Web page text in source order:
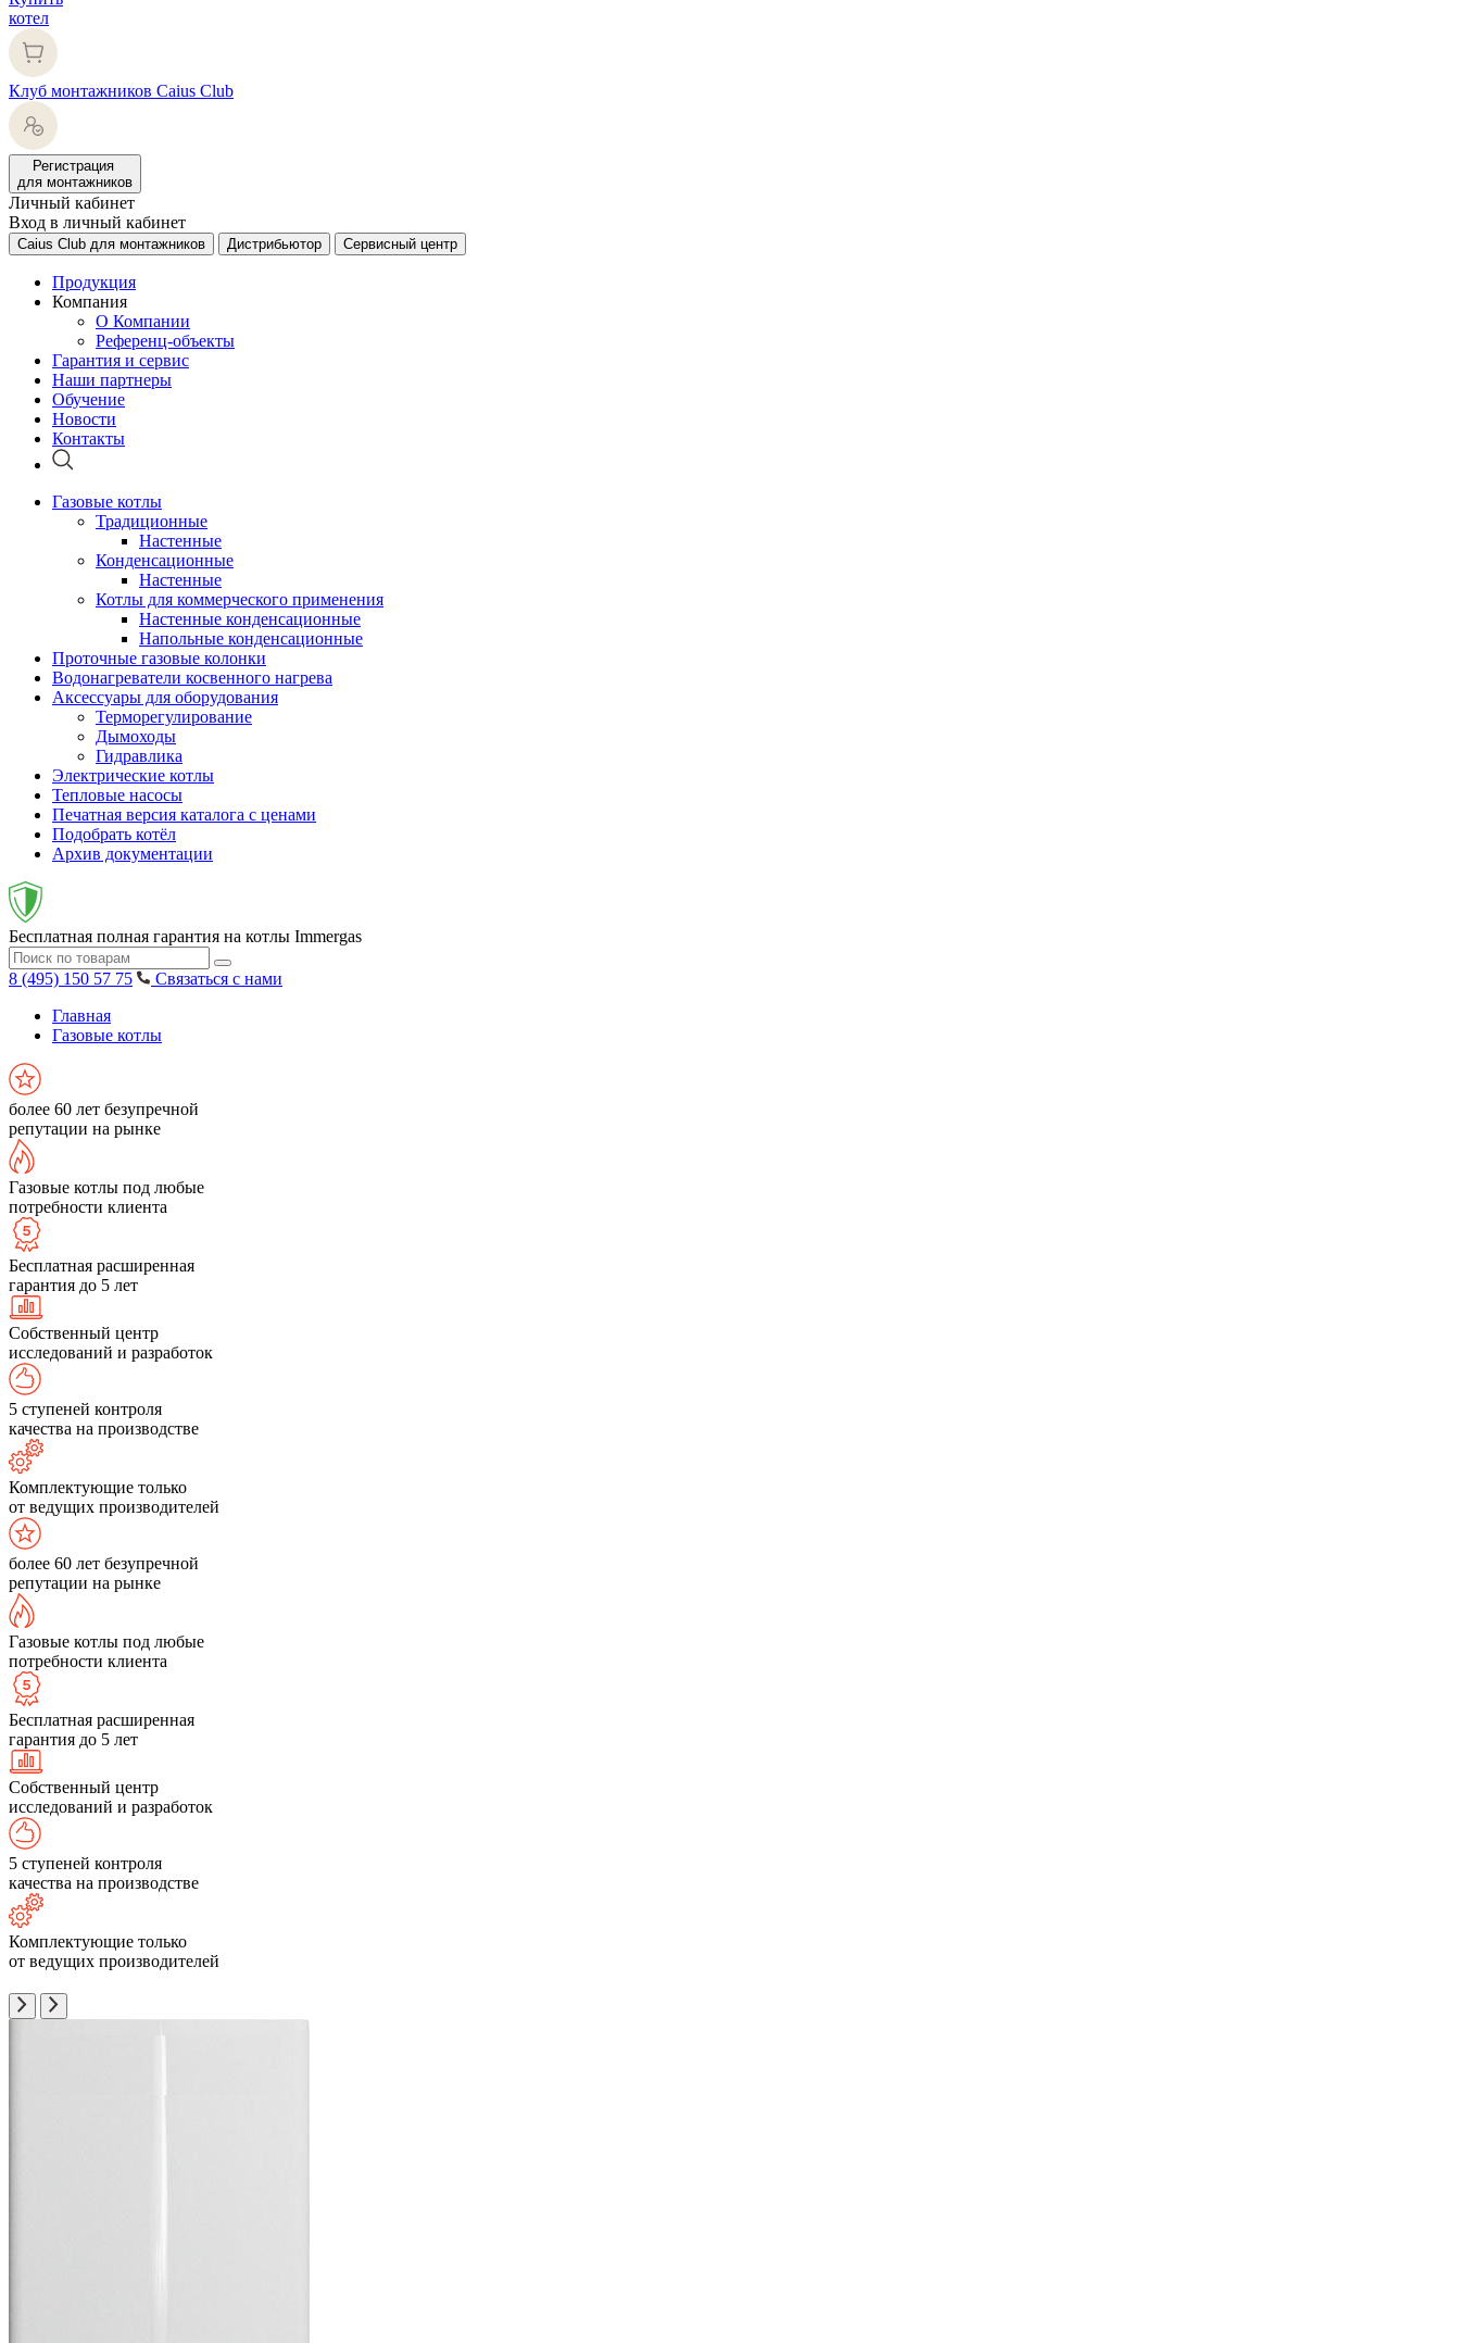
котел
Клуб монтажников Caius Club
Регистрация
для монтажников
Личный кабинет
Вход в личный кабинет
Caius Club для монтажников Дистрибьютор Сервисный центр
Продукция
Компания
О Компании
Референц-объекты
Гарантия и сервис
Наши партнеры
Обучение
Новости
Контакты
Газовые котлы
Традиционные
Настенные
Конденсационные
Настенные
Котлы для коммерческого применения
Настенные конденсационные
Напольные конденсационные
Проточные газовые колонки
Водонагреватели косвенного нагрева
Аксессуары для оборудования
Терморегулирование
Дымоходы
Гидравлика
Электрические котлы
Тепловые насосы
Печатная версия каталога с ценами
Подобрать котёл
Архив документации
Бесплатная полная гарантия на котлы Immergas
8 (495) 150 57 75
Связаться с нами
Главная
Газовые котлы
более 60 лет безупречной
репутации на рынке
Газовые котлы под любые
потребности клиента
Бесплатная расширенная
гарантия до 5 лет
Собственный центр
исследований и разработок
5 ступеней контроля
качества на производстве
Комплектующие только
от ведущих производителей
более 60 лет безупречной
репутации на рынке
Газовые котлы под любые
потребности клиента
Бесплатная расширенная
гарантия до 5 лет
Собственный центр
исследований и разработок
5 ступеней контроля
качества на производстве
Комплектующие только
от ведущих производителей